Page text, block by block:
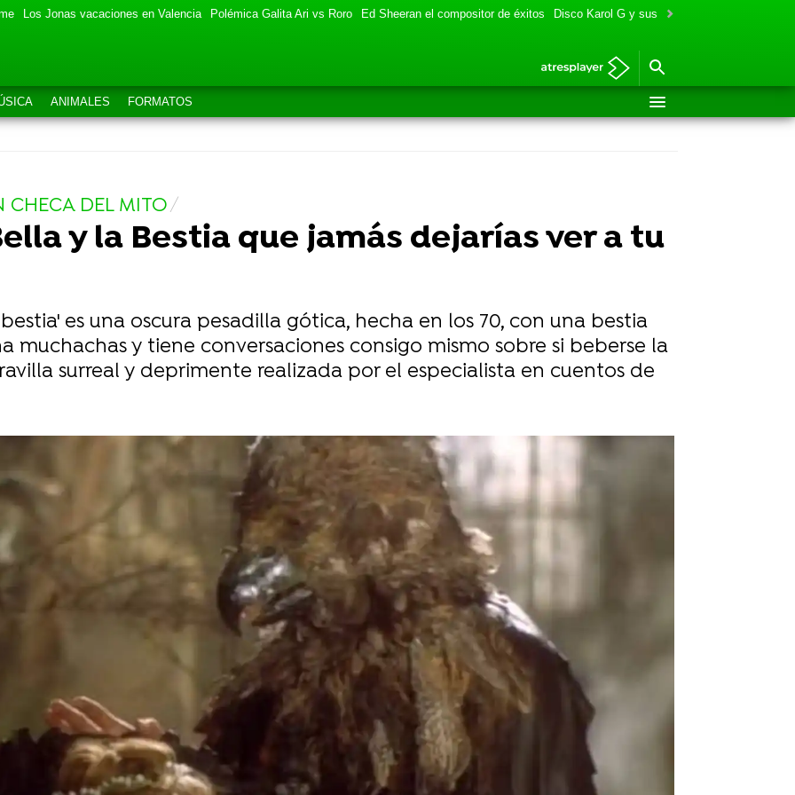
Los Jonas vacaciones en Valencia Polémica Galita Ari vs Roro Ed Sheeran el compositor de éxitos Disco Karol G y sus colaboraciones
ANIMALES FORMATOS
CHECA DEL MITO
y la Bestia que jamás dejarías ver a tu
es una oscura pesadilla gótica, hecha en los 70, con una bestia
muchachas y tiene conversaciones consigo mismo sobre si beberse la
surreal y deprimente realizada por el especialista en cuentos de